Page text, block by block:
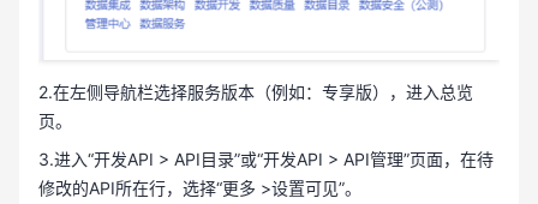
2.在左侧导航栏选择服务版本（例如：专享版），进入总览
页。
3.进入“开发API > API目录”或“开发API > API管理”页面，在待
修改的API所在行，选择“更多 >设置可见”。